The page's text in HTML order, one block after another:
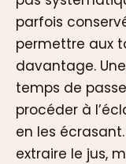
parfois
permettre aux
davantage.
temps de
procéder à
en les
extraire le jus,